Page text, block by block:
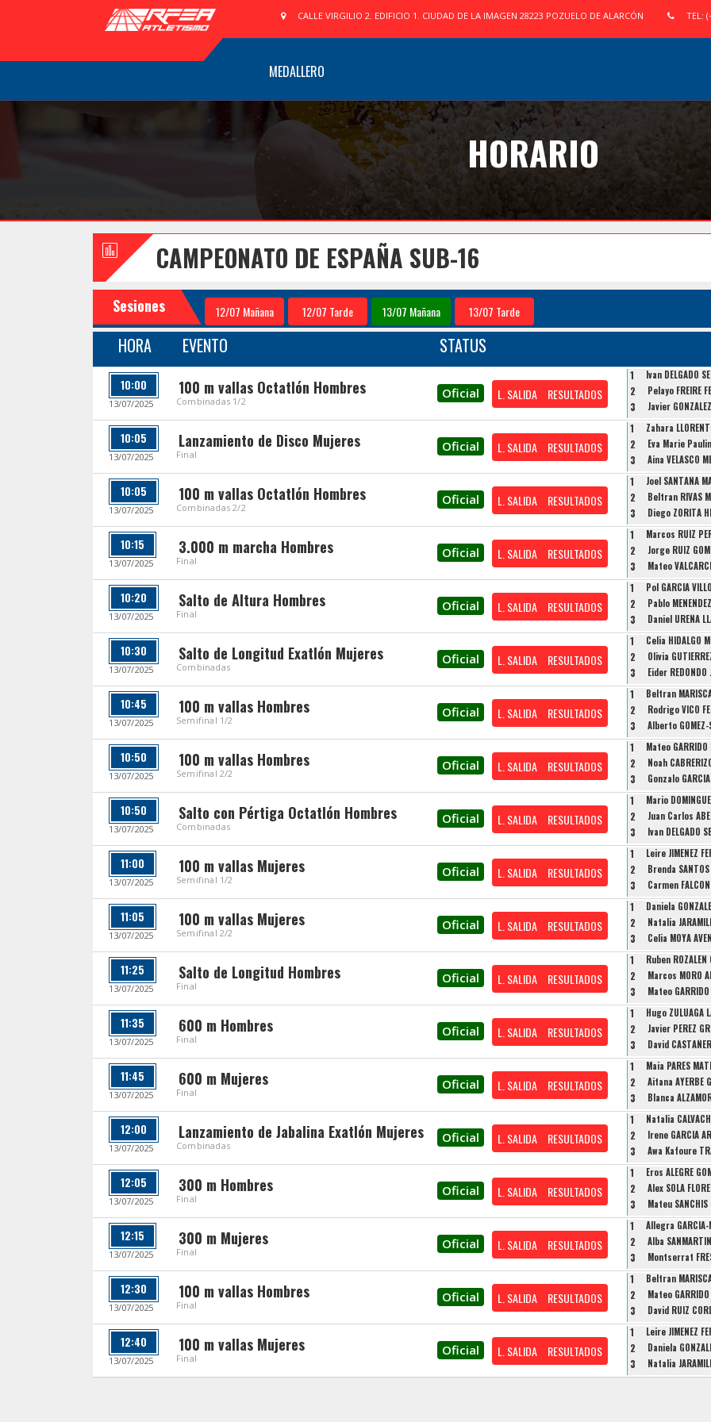
CALLE VIRGILIO 2. EDIFICIO 1. CIUDAD DE LA IMAGEN 28223 POZUELO DE ALARCÓN TEL:
MEDALLERO
HORARIO
CAMPEONATO DE ESPAÑA SUB-16
Sesiones 12/07 Mañana 12/07 Tarde 13/07 Mañana 13/07 Tarde
HORA EVENTO STATUS
10:00
13/07/2025
100 m vallas Octatlón Hombres
Combinadas 1/2
Oficial L. SALIDA RESULTADOS
1 Ivan DELGADO
2 Pelayo FREIRE
3 Javier
10:05
13/07/2025
Lanzamiento de Disco Mujeres
Final
Oficial L. SALIDA RESULTADOS
1 Zahara
2 Eva Marie
3 Aina VELASCO
10:05
13/07/2025
100 m vallas Octatlón Hombres
Combinadas 2/2
Oficial L. SALIDA RESULTADOS
1 Joel SANTANA
2 Beltran RIVAS
3 Diego ZORITA
10:15
13/07/2025
3.000 m marcha Hombres
Final
Oficial L. SALIDA RESULTADOS
1 Marcos RUIZ
2 Jorge RUIZ
3 Mateo
10:20
13/07/2025
Salto de Altura Hombres
Final
Oficial L. SALIDA RESULTADOS
1 Pol GARCIA
2 Pablo
3 Daniel UREÑA
10:30
13/07/2025
Salto de Longitud Exatlón Mujeres
Combinadas
Oficial L. SALIDA RESULTADOS
1 Celia HIDALGO
2 Olivia
3 Eider REDONDO
10:45
13/07/2025
100 m vallas Hombres
Semifinal 1/2
Oficial L. SALIDA RESULTADOS
1 Beltran
2 Rodrigo VICO
3 Alberto GOMEZ-
10:50
13/07/2025
100 m vallas Hombres
Semifinal 2/2
Oficial L. SALIDA RESULTADOS
1 Mateo GARRIDO
2 Noah
3 Gonzalo
10:50
13/07/2025
Salto con Pértiga Octatlón Hombres
Combinadas
Oficial L. SALIDA RESULTADOS
1 Mario
2 Juan Carlos
3 Ivan DELGADO
11:00
13/07/2025
100 m vallas Mujeres
Semifinal 1/2
Oficial L. SALIDA RESULTADOS
1 Leire JIMENEZ
2 Brenda SANTOS
3 Carmen
11:05
13/07/2025
100 m vallas Mujeres
Semifinal 2/2
Oficial L. SALIDA RESULTADOS
1 Daniela
2 Natalia
3 Celia MOYA
11:25
13/07/2025
Salto de Longitud Hombres
Final
Oficial L. SALIDA RESULTADOS
1 Ruben ROZALEN
2 Marcos MORO
3 Mateo GARRIDO
11:35
13/07/2025
600 m Hombres
Final
Oficial L. SALIDA RESULTADOS
1 Hugo ZULUAGA
2 Javier PEREZ
3 David
11:45
13/07/2025
600 m Mujeres
Final
Oficial L. SALIDA RESULTADOS
1 Maia PARES
2 Aitana AYERBE
3 Blanca
12:00
13/07/2025
Lanzamiento de Jabalina Exatlón Mujeres
Combinadas
Oficial L. SALIDA RESULTADOS
1 Natalia
2 Irene GARCIA
3 Awa Kafoure
12:05
13/07/2025
300 m Hombres
Final
Oficial L. SALIDA RESULTADOS
1 Eros ALEGRE
2 Alex SOLA
3 Mateu SANCHIS
12:15
13/07/2025
300 m Mujeres
Final
Oficial L. SALIDA RESULTADOS
1 Allegra GARCIA-
2 Alba
3 Montserrat
12:30
13/07/2025
100 m vallas Hombres
Final
Oficial L. SALIDA RESULTADOS
1 Beltran
2 Mateo GARRIDO
3 David RUIZ
12:40
13/07/2025
100 m vallas Mujeres
Final
Oficial L. SALIDA RESULTADOS
1 Leire JIMENEZ
2 Daniela
3 Natalia